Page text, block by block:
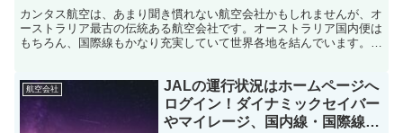
カンタス航空は、あまり聞き慣れない航空会社かもしれませんが、オ
ーストラリア最古の伝統ある航空会社です。オーストラリア国内便は
もちろん、国際線もかなり充実していて世界各地を結んでいます。古
航空会社
JALの運行状況はホームページへ
ログイン！ダイナミックセイバー
やマイレージ、国内線・国際線や